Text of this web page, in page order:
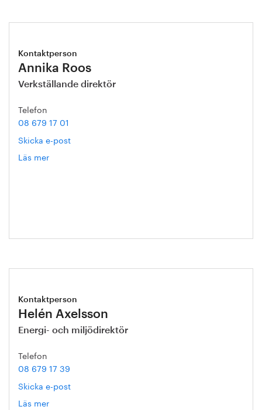
Kontaktperson
Annika Roos
Verkställande direktör
Telefon
08 679 17 01
Skicka e-post
Läs mer
Kontaktperson
Helén Axelsson
Energi- och miljödirektör
Telefon
08 679 17 39
Skicka e-post
Läs mer